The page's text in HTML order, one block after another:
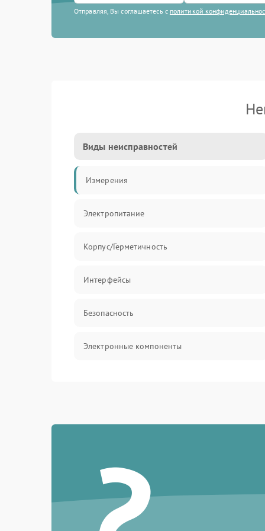
Отправляя, Вы соглашаетесь с политикой
Виды неисправностей
Измерения
Электропитание
Корпус/Герметичность
Интерфейсы
Безопасность
Электронные компоненты